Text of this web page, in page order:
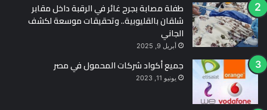
طفلة مصابة بجرح غائر في الرقبة داخل مقابر
شلقان بالقليوبية.. وتحقيقات موسعة لكشف
الجاني
أبريل 9, 2025
جميع أكواد شركات المحمول في مصر
يونيو 11, 2023